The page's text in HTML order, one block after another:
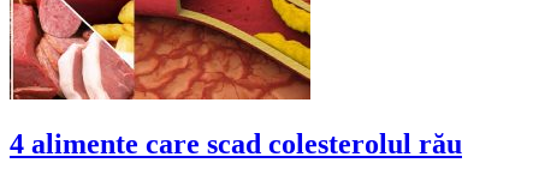
4 alimente care scad colesterolul rău